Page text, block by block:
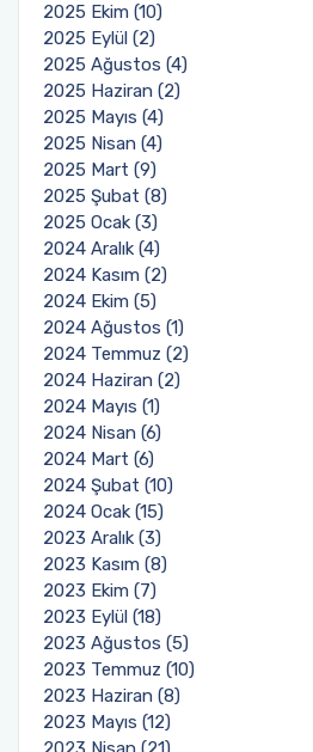
2025 Ekim (10)
2025 Eylül (2)
2025 Ağustos (4)
2025 Haziran (2)
2025 Mayıs (4)
2025 Nisan (4)
2025 Mart (9)
2025 Şubat (8)
2025 Ocak (3)
2024 Aralık (4)
2024 Kasım (2)
2024 Ekim (5)
2024 Ağustos (1)
2024 Temmuz (2)
2024 Haziran (2)
2024 Mayıs (1)
2024 Nisan (6)
2024 Mart (6)
2024 Şubat (10)
2024 Ocak (15)
2023 Aralık (3)
2023 Kasım (8)
2023 Ekim (7)
2023 Eylül (18)
2023 Ağustos (5)
2023 Temmuz (10)
2023 Haziran (8)
2023 Mayıs (12)